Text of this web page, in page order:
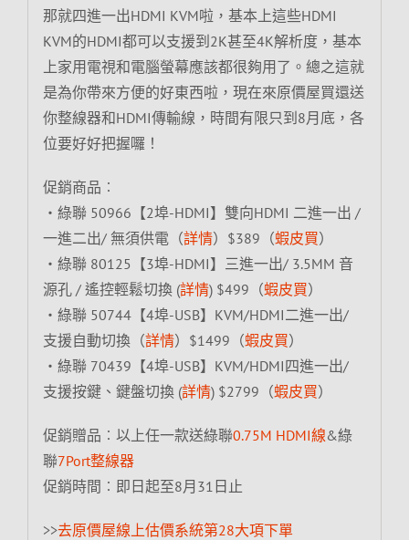
那就四進一出HDMI KVM啦，基本上這些HDMI
KVM的HDMI都可以支援到2K甚至4K解析度，基本
上家用電視和電腦螢幕應該都很夠用了。總之這就
是為你帶來方便的好東西啦，現在來原價屋買還送
你整線器和HDMI傳輸線，時間有限只到8月底，各
位要好好把握囉！
促銷商品︰
‧綠聯 50966【2埠-HDMI】雙向HDMI 二進一出 /
一進二出/ 無須供電（詳情）$389（蝦皮買）
‧綠聯 80125【3埠-HDMI】三進一出/ 3.5MM 音
源孔 / 遙控輕鬆切換 (詳情) $499（蝦皮買）
‧綠聯 50744【4埠-USB】KVM/HDMI二進一出/
支援自動切換（詳情）$1499（蝦皮買）
‧綠聯 70439【4埠-USB】KVM/HDMI四進一出/
支援按鍵、鍵盤切換 (詳情) $2799（蝦皮買）
促銷贈品︰以上任一款送綠聯0.75M HDMI線&綠
聯7Port整線器
促銷時間︰即日起至8月31日止
>>去原價屋線上估價系統第28大項下單